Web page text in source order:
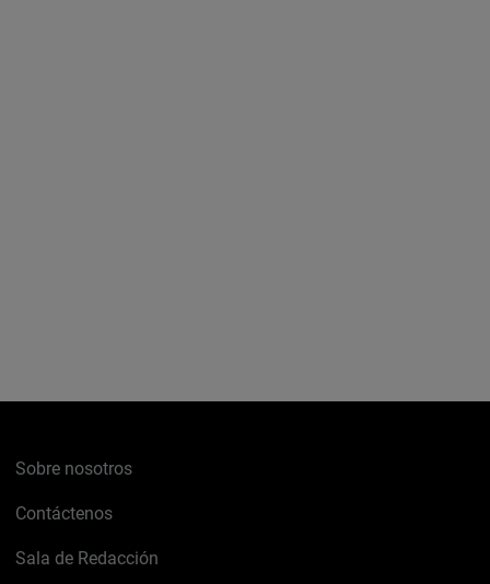
Sobre nosotros
Contáctenos
Sala de Redacción